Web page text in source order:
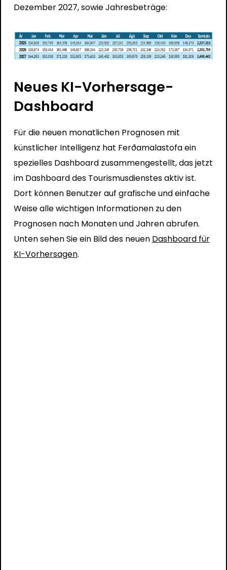
Dezember 2027, sowie Jahresbeträge:
Neues KI-Vorhersage-
Dashboard
Für die neuen monatlichen Prognosen mit
künstlicher Intelligenz hat Ferðamalastofa ein
spezielles Dashboard zusammengestellt, das jetzt
im Dashboard des Tourismusdienstes aktiv ist.
Dort können Benutzer auf grafische und einfache
Weise alle wichtigen Informationen zu den
Prognosen nach Monaten und Jahren abrufen.
Unten sehen Sie ein Bild des neuen Dashboard für
KI-Vorhersagen.